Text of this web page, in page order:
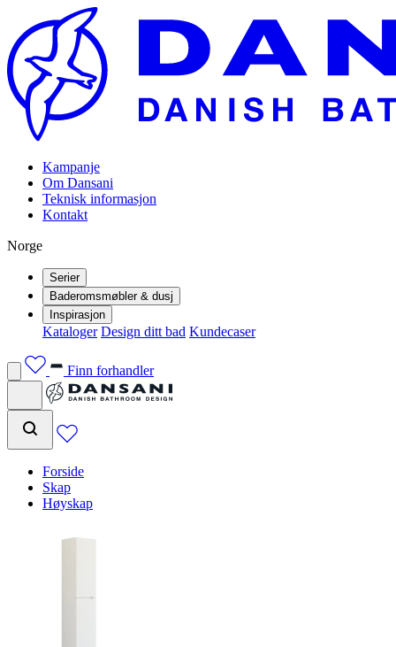
Kampanje
Om Dansani
Teknisk informasjon
Kontakt
Norge
Serier
Baderomsmøbler & dusj
Inspirasjon
Kataloger Design ditt bad Kundecaser
Finn forhandler
Forside
Skap
Høyskap